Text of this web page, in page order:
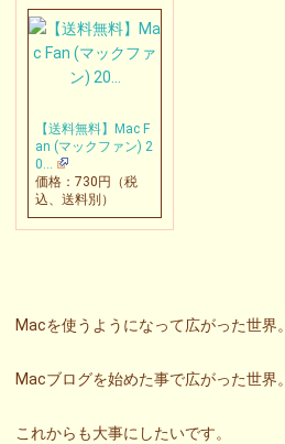
【送料無料】Mac F
an (マックファン) 2
0…
価格：730円（税
込、送料別）
Macを使うようになって広がった世界。
Macブログを始めた事で広がった世界。
これからも大事にしたいです。